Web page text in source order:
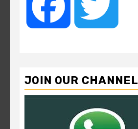
Facebook
JOIN OUR CHANNEL